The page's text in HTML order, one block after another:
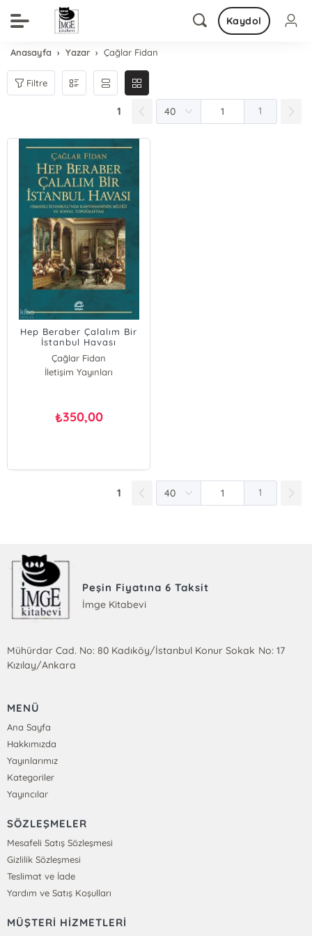
Kaydol
Anasayfa Yazar Çağlar Fidan
Filtre
1 1
Hep Beraber Çalalım Bir
İstanbul Havası
Çağlar Fidan
İletişim Yayınları
₺350,00
1 1
Peşin Fiyatına 6 Taksit
İmge Kitabevi
Mühürdar Cad. No: 80 Kadıköy/İstanbul Konur Sokak No: 17
Kızılay/Ankara
MENÜ
Ana Sayfa
Hakkımızda
Yayınlarımız
Kategoriler
Yayıncılar
SÖZLEŞMELER
Mesafeli Satış Sözleşmesi
Gizlilik Sözleşmesi
Teslimat ve İade
Yardım ve Satış Koşulları
MÜŞTERİ HİZMETLERİ